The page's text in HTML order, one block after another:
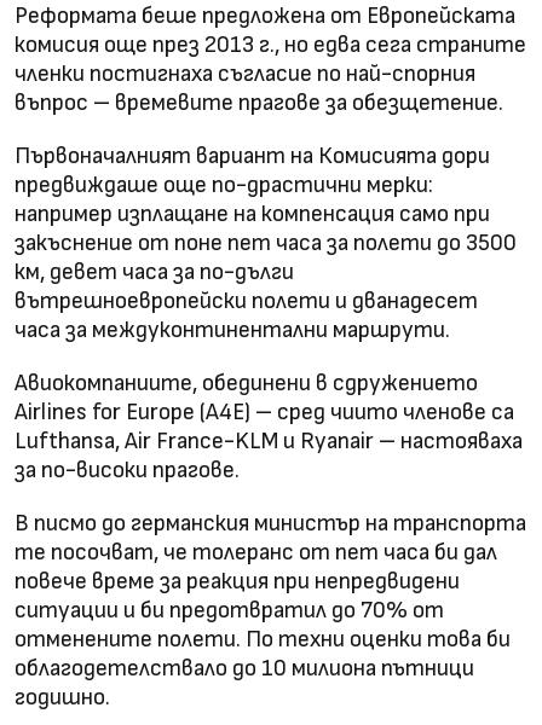
Реформата беше предложена от Европейската
комисия още през 2013 г., но едва сега страните
членки постигнаха съгласие по най-спорния
въпрос – времевите прагове за обезщетение.
Първоначалният вариант на Комисията дори
предвиждаше още по-драстични мерки:
например изплащане на компенсация само при
закъснение от поне пет часа за полети до 3500
км, девет часа за по-дълги
вътрешноевропейски полети и дванадесет
часа за междуконтинентални маршрути.
Авиокомпаниите, обединени в сдружението
Airlines for Europe (A4E) – сред чиито членове са
Lufthansa, Air France-KLM и Ryanair – настояваха
за по-високи прагове.
В писмо до германския министър на транспорта
те посочват, че толеранс от пет часа би дал
повече време за реакция при непредвидени
ситуации и би предотвратил до 70% от
отменените полети. По техни оценки това би
облагодетелствало до 10 милиона пътници
годишно.